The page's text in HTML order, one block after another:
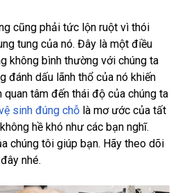
cũng phải tức lộn ruột vì thói
tung của nó. Đây là một điều
không bình thường với chúng ta
đánh dấu lãnh thổ của nó khiến
tâm đến thái độ của chúng ta
sinh đúng chỗ là mơ ước của tất
hề khó như các bạn nghĩ.
chúng tôi giúp bạn. Hãy theo dõi
nhé.